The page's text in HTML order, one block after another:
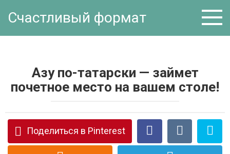
Счастливый формат
Азу по-татарски — займет
почетное место на вашем столе!
Поделиться в Pinterest